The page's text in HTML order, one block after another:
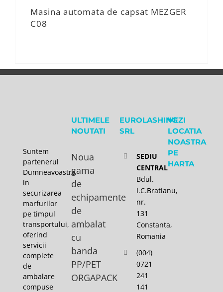
Masina automata de capsat MEZGER
C08
Suntem
partenerul
Dumneavoastra
in
securizarea
marfurilor
pe timpul
transportului,
oferind
servicii
complete
de
ambalare
compuse
ULTIMELE
NOUTATI
Noua
gama
de
echipamente
de
ambalat
cu
banda
PP/PET
ORGAPACK
EUROLASHING
SRL
SEDIU
CENTRAL
Bdul.
I.C.Bratianu,
nr.
131
Constanta,
Romania
(004)
0721
241
141
VEZI
LOCATIA
NOASTRA
PE
HARTA